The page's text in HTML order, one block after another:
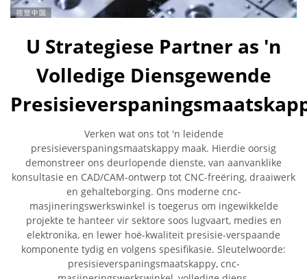
U Strategiese Partner as 'n
Volledige Diensgewende
Verken wat ons tot 'n leidende
presisieverspaningsmaatskappy maak. Hierdie oorsig
demonstreer ons deurlopende dienste, van aanvanklike
konsultasie en CAD/CAM-ontwerp tot CNC-freëring, draaiwerk
en gehalteborging. Ons moderne cnc-
masjineringswerkswinkel is toegerus om ingewikkelde
projekte te hanteer vir sektore soos lugvaart, medies en
elektronika, en lewer hoë-kwaliteit presisie-verspaande
komponente tydig en volgens spesifikasie. Sleutelwoorde:
presisieverspaningsmaatskappy, cnc-